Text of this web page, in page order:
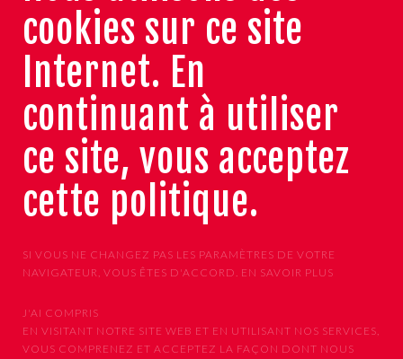
cookies sur ce site
Internet. En
continuant à utiliser
ce site, vous acceptez
cette politique.
SI VOUS NE CHANGEZ PAS LES PARAMÈTRES DE VOTRE
NAVIGATEUR, VOUS ÊTES D'ACCORD. EN SAVOIR PLUS
J'AI COMPRIS
EN VISITANT NOTRE SITE WEB ET EN UTILISANT NOS SERVICES,
VOUS COMPRENEZ ET ACCEPTEZ LA FAÇON DONT NOUS